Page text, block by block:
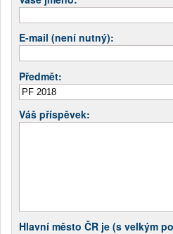
E-mail (není nutný):
Předmět:
Váš příspěvek:
Hlavní město ČR je (s velkým